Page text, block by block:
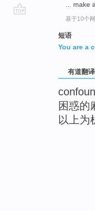
... make
基于10个
短语
You are a
有道翻译
困惑的
以上为